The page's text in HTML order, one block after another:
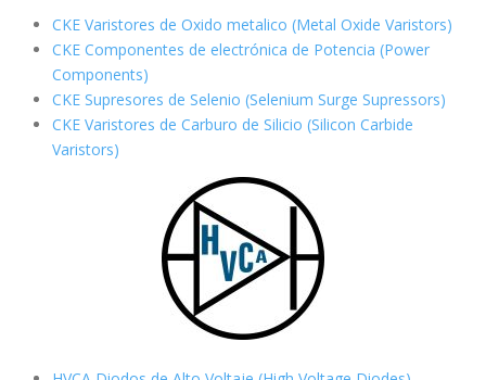
CKE Varistores de Oxido metalico (Metal Oxide Varistors)
CKE Componentes de electrónica de Potencia (Power
Components)
CKE Supresores de Selenio (Selenium Surge Supressors)
CKE Varistores de Carburo de Silicio (Silicon Carbide
Varistors)